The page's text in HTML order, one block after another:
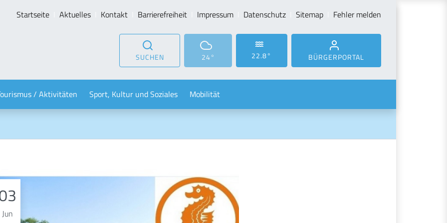
Startseite Aktuelles Kontakt Barrierefreiheit Impressum Datenschutz Sitemap Fehler melden
SUCHEN 24° 22.8° BÜRGERPORTAL
/ Aktivitäten Sport, Kultur und Soziales Mobilität
Jun